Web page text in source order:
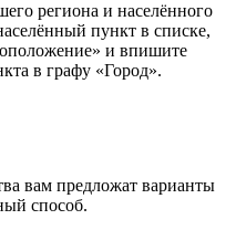
региона и населённого
пункт в списке,
и впишите
в графу «Город».
вам предложат варианты
способ.